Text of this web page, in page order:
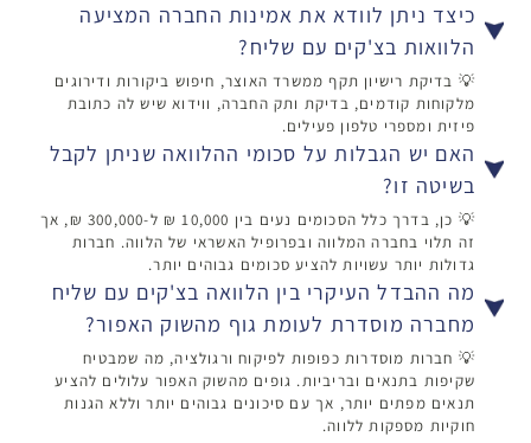
כיצד ניתן לוודא את אמינות החברה המציעה
הלוואות בצ'קים עם שליח?
💡 בדיקת רישיון תקף ממשרד האוצר, חיפוש ביקורות ודירוגים
מלקוחות קודמים, בדיקת ותק החברה, ווידוא שיש לה כתובת
פיזית ומספרי טלפון פעילים.
האם יש הגבלות על סכומי ההלוואה שניתן לקבל
בשיטה זו?
💡 כן, בדרך כלל הסכומים נעים בין 10,000 ₪ ל-300,000 ₪, אך
זה תלוי בחברה המלווה ובפרופיל האשראי של הלווה. חברות
גדולות יותר עשויות להציע סכומים גבוהים יותר.
מה ההבדל העיקרי בין הלוואה בצ'קים עם שליח
מחברה מוסדרת לעומת גוף מהשוק האפור?
💡 חברות מוסדרות כפופות לפיקוח ורגולציה, מה שמבטיח
שקיפות בתנאים ובריביות. גופים מהשוק האפור עלולים להציע
תנאים מפתים יותר, אך עם סיכונים גבוהים יותר וללא הגנות
חוקיות מספקות ללווה.